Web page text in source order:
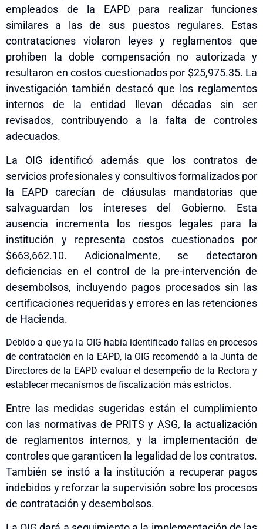
empleados de la EAPD para realizar funciones
similares a las de sus puestos regulares. Estas
contrataciones violaron leyes y reglamentos que
prohíben la doble compensación no autorizada y
resultaron en costos cuestionados por $25,975.35. La
investigación también destacó que los reglamentos
internos de la entidad llevan décadas sin ser
revisados, contribuyendo a la falta de controles
adecuados.
La OIG identificó además que los contratos de
servicios profesionales y consultivos formalizados por
la EAPD carecían de cláusulas mandatorias que
salvaguardan los intereses del Gobierno. Esta
ausencia incrementa los riesgos legales para la
institución y representa costos cuestionados por
$663,662.10. Adicionalmente, se detectaron
deficiencias en el control de la pre-intervención de
desembolsos, incluyendo pagos procesados sin las
certificaciones requeridas y errores en las retenciones
de Hacienda.
Debido a que ya la OIG había identificado fallas en procesos
de contratación en la EAPD, la OIG recomendó a la Junta de
Directores de la EAPD evaluar el desempeño de la Rectora y
establecer mecanismos de fiscalización más estrictos.
Entre las medidas sugeridas están el cumplimiento
con las normativas de PRITS y ASG, la actualización
de reglamentos internos, y la implementación de
controles que garanticen la legalidad de los contratos.
También se instó a la institución a recuperar pagos
indebidos y reforzar la supervisión sobre los procesos
de contratación y desembolsos.